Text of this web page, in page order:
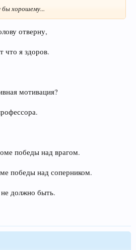
бы хорошему...
отверну,
что я здоров.
мотивация?
победы над врагом.
победы над соперником.
должно быть.